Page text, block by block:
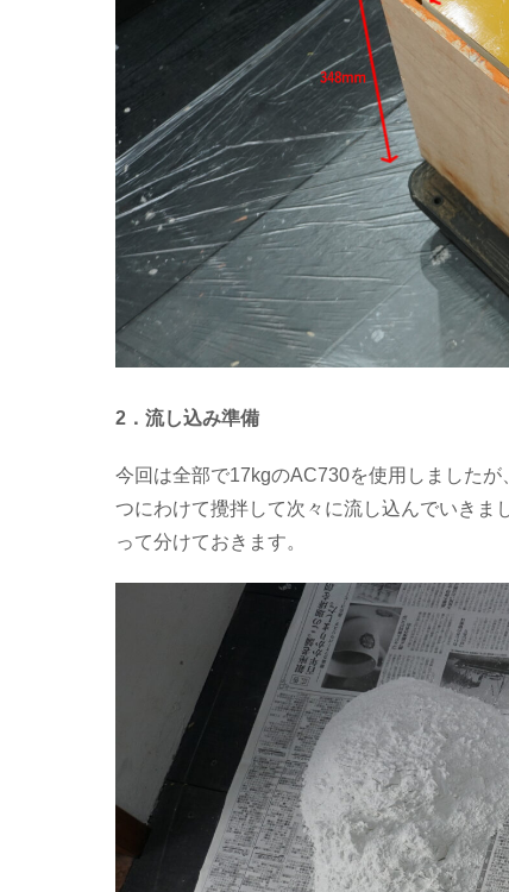
2．流し込み準備
今回は全部で17kgのAC730を使用しました
つにわけて攪拌して次々に流し込んでいきま
って分けておきます。